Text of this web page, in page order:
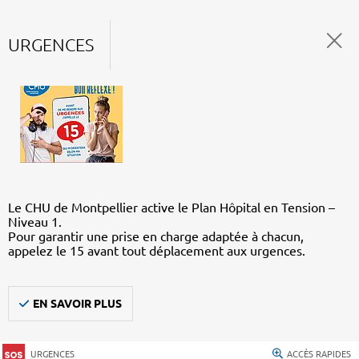
URGENCES
Le CHU de Montpellier active le Plan Hôpital en Tension –
Niveau 1.
Pour garantir une prise en charge adaptée à chacun,
appelez le 15 avant tout déplacement aux urgences.
EN SAVOIR PLUS
URGENCES ACCÈS RAPIDES